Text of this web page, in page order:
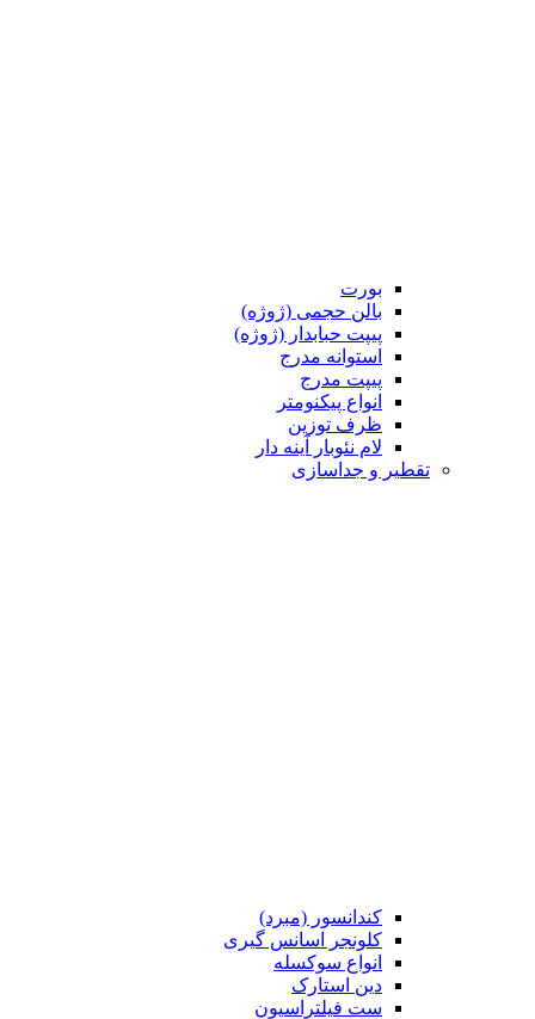
بورت
بالن حجمی (ژوژه)
پیپت حبابدار (ژوژه)
استوانه مدرج
پیپت مدرج
انواع پیکنومتر
ظرف توزین
لام نئوبار آینه دار
تقطیر و جداسازی
کندانسور (مبرد)
کلونجر اسانس گیری
انواع سوکسله
دین استارک
ست فیلتراسیون